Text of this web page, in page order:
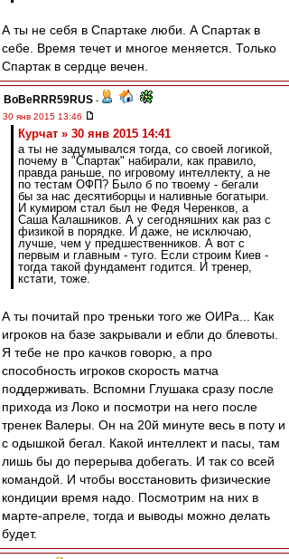
А ты не себя в Спартаке люби. А Спартак в
себе. Время течет и многое меняется. Только
Спартак в сердце вечен.
BoBeRRR59RUS -
30 янв 2015 13:46
Курчат » 30 янв 2015 14:41
а ты не задумывался тогда, со своей логикой,
почему в "Спартак" набирали, как правило,
правда раньше, по игровому интеллекту, а не
по тестам ОФП? Было б по твоему - бегали
бы за нас десятиборцы и наливные богатыри.
И кумиром стал был не Федя Черенков, а
Саша Калашников. А у сегодняшних как раз с
физикой в порядке. И даже, не исключаю,
лучше, чем у предшественников. А вот с
первым и главным - туго. Если строим Киев -
тогда такой фундамент годится. И тренер,
кстати, тоже.
А ты почитай про треньки того же ОИРа... Как
игроков на базе закрывали и ебли до блевоты.
Я тебе не про качков говорю, а про
способность игроков скорость матча
поддерживать. Вспомни Глушака сразу после
прихода из Локо и посмотри на него после
тренек Валеры. Он на 20й минуте весь в поту и
с одышкой бегал. Какой интеллект и пасы, там
лишь бы до перерыва добегать. И так со всей
командой. И чтобы восстановить физические
кондиции время надо. Посмотрим на них в
марте-апреле, тогда и выводы можно делать
будет.